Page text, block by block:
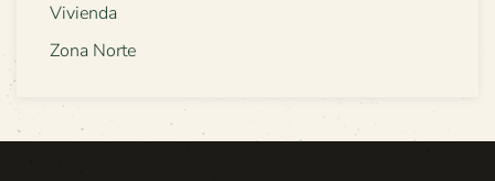
Vivienda
Zona Norte